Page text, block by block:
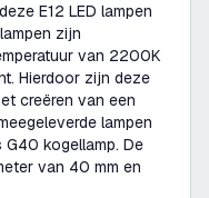
E12 LED lampen
zijn
van 2200K
Hierdoor zijn deze
creëren van een
lampen
kogellamp. De
van 40 mm en